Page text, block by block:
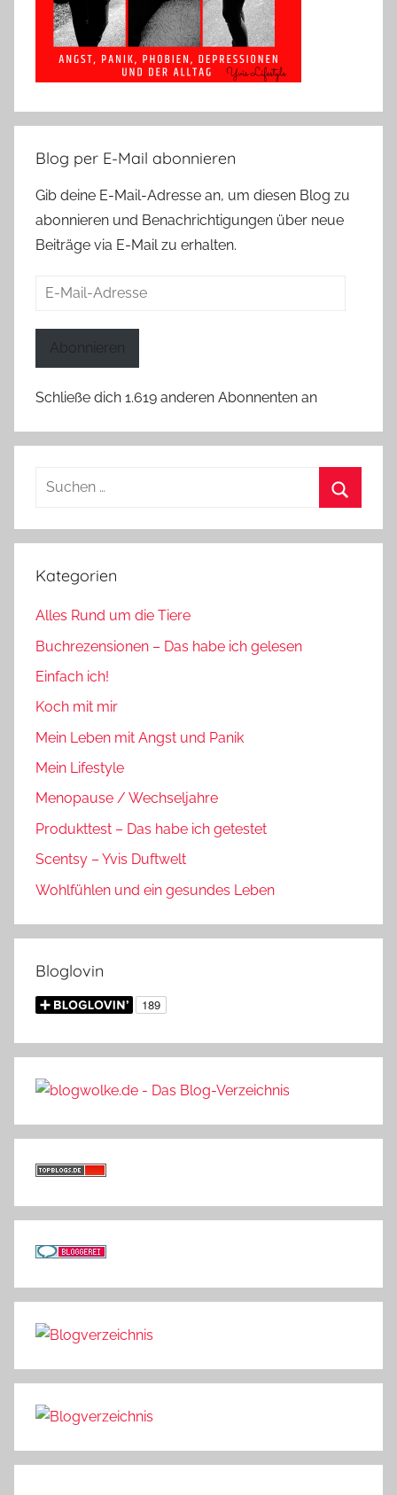
Blog per E-Mail abonnieren
Gib deine E-Mail-Adresse an, um diesen Blog zu
abonnieren und Benachrichtigungen über neue
Beiträge via E-Mail zu erhalten.
E-
Abonnieren
Schließe dich 1.619 anderen Abonnenten an
Suchen
Kategorien
Alles Rund um die Tiere
Buchrezensionen – Das habe ich gelesen
Einfach ich!
Koch mit mir
Mein Leben mit Angst und Panik
Mein Lifestyle
Menopause / Wechseljahre
Produkttest – Das habe ich getestet
Scentsy – Yvis Duftwelt
Wohlfühlen und ein gesundes Leben
Bloglovin